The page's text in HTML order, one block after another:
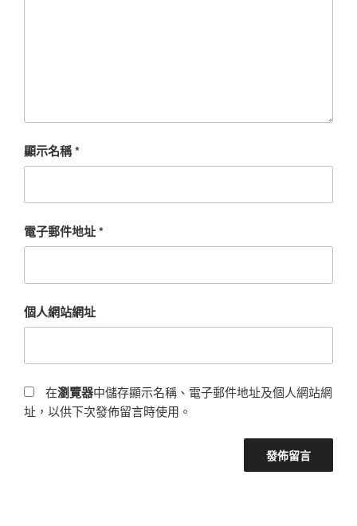
顯示名稱*
電子郵件地址*
個人網站網址
在瀏覽器中儲存顯示名稱、電子郵件地址及個人網站網
址，以供下次發佈留言時使用。